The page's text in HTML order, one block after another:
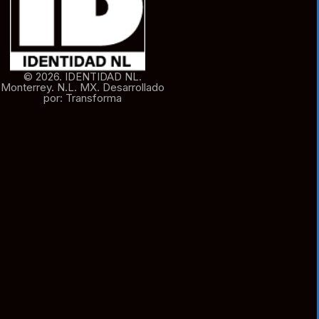
© 2026. IDENTIDAD NL.
Monterrey. N.L. MX. Desarrollado
por: Transforma